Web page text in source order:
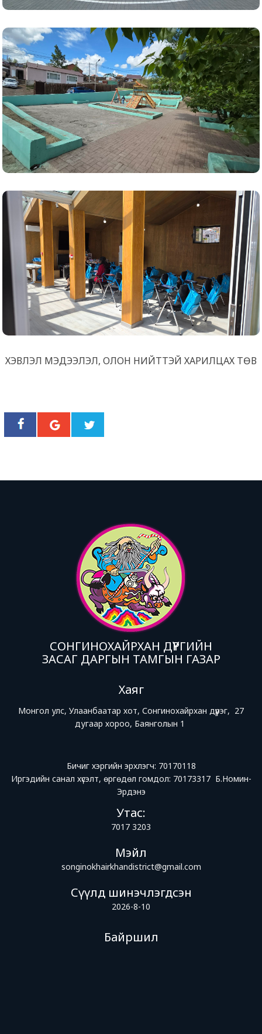
ХЭВЛЭЛ МЭДЭЭЛЭЛ, ОЛОН НИЙТТЭЙ ХАРИЛЦАХ ТӨВ
СОНГИНОХАЙРХАН ДҮҮРГИЙН
ЗАСАГ ДАРГЫН ТАМГЫН ГАЗАР
Хаяг
Монгол улс, Улаанбаатар хот, Сонгинохайрхан дүүрэг, 27
дугаар хороо, Баянголын 1
Бичиг хэргийн эрхлэгч: 70170118
Иргэдийн санал хүсэлт, өргөдөл гомдол: 70173317 Б.Номин-
Эрдэнэ
Утас:
7017 3203
Мэйл
songinokhairkhandistrict@gmail.com
Сүүлд шинэчлэгдсэн
2026-8-10
Байршил